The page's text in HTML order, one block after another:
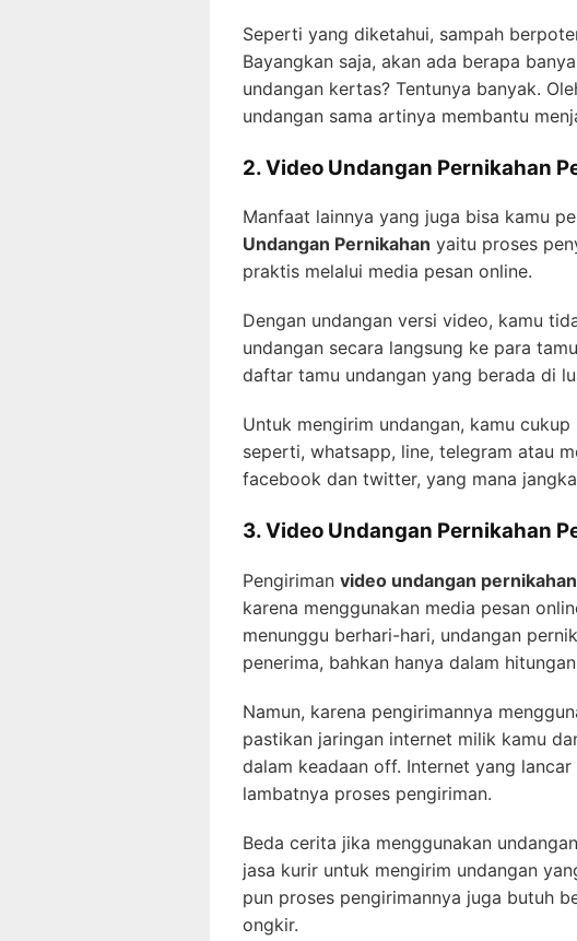
Seperti yang diketahui, sampah
Bayangkan saja, akan ada berapa
undangan kertas? Tentunya banyak.
undangan sama artinya membantu
2. Video Undangan Pernikahan
Manfaat lainnya yang juga bisa kamu
Undangan Pernikahan yaitu proses
praktis melalui media pesan online.
Dengan undangan versi video, kamu
undangan secara langsung ke para
daftar tamu undangan yang berada di
Untuk mengirim undangan, kamu
seperti, whatsapp, line, telegram atau
facebook dan twitter, yang mana
3. Video Undangan Pernikahan
Pengiriman video undangan pernikahan
karena menggunakan media pesan
menunggu berhari-hari, undangan
penerima, bahkan hanya dalam
Namun, karena pengirimannya
pastikan jaringan internet milik kamu
dalam keadaan off. Internet yang
lambatnya proses pengiriman.
Beda cerita jika menggunakan
jasa kurir untuk mengirim undangan
pun proses pengirimannya juga butuh
ongkir.